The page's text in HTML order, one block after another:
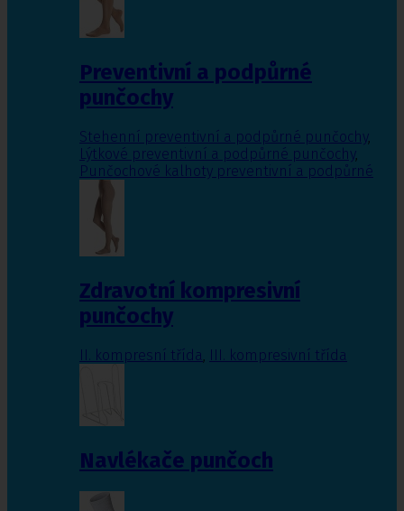
Preventivní a podpůrné
punčochy
Stehenní preventivní a podpůrné punčochy,
Lýtkové preventivní a podpůrné punčochy,
Punčochové kalhoty preventivní a podpůrné
Zdravotní kompresivní
punčochy
II. kompresní třída III. kompresivní třída
Navlékače punčoch